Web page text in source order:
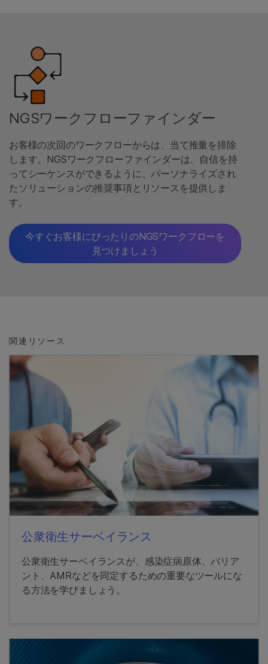
NGSワークフローファインダー
お客様の次回のワークフローからは、当て推量を排除
します。NGSワークフローファインダーは、自信を持
ってシーケンスができるように、パーソナライズされ
たソリューションの推奨事項とリソースを提供しま
す。
今すぐお客様にぴったりのNGSワークフローを
見つけましょう
関連リソース
公衆衛生サーベイランス
公衆衛生サーベイランスが、感染症病原体、バリア
ント、AMRなどを同定するための重要なツールにな
る方法を学びましょう。